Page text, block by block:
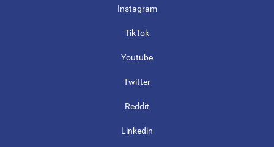
Instagram
TikTok
Youtube
Twitter
Reddit
Linkedin